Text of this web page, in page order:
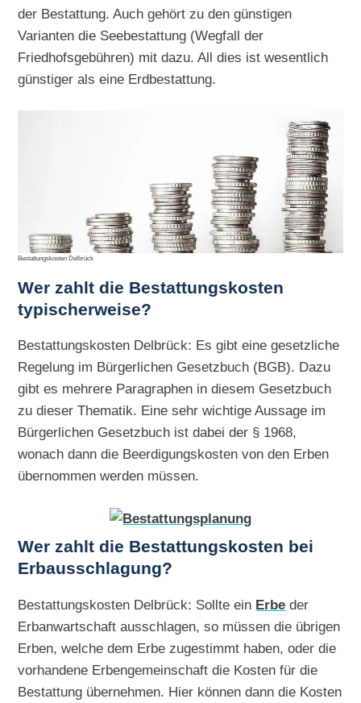
der Bestattung. Auch gehört zu den günstigen
Varianten die Seebestattung (Wegfall der
Friedhofsgebühren) mit dazu. All dies ist wesentlich
günstiger als eine Erdbestattung.
Bestattungskosten Delbrück
Wer zahlt die Bestattungskosten
typischerweise?
Bestattungskosten Delbrück: Es gibt eine gesetzliche
Regelung im Bürgerlichen Gesetzbuch (BGB). Dazu
gibt es mehrere Paragraphen in diesem Gesetzbuch
zu dieser Thematik. Eine sehr wichtige Aussage im
Bürgerlichen Gesetzbuch ist dabei der § 1968,
wonach dann die Beerdigungskosten von den Erben
übernommen werden müssen.
Wer zahlt die Bestattungskosten bei
Erbausschlagung?
Bestattungskosten Delbrück: Sollte ein Erbe der
Erbanwartschaft ausschlagen, so müssen die übrigen
Erben, welche dem Erbe zugestimmt haben, oder die
vorhandene Erbengemeinschaft die Kosten für die
Bestattung übernehmen. Hier können dann die Kosten